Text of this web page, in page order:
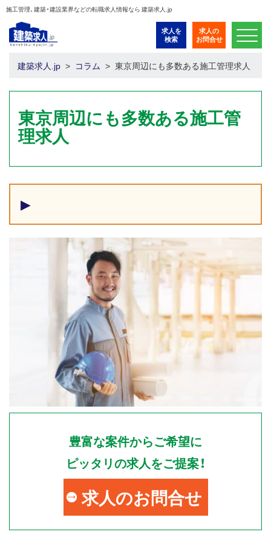
施工管理、建築・建設業界などの転職求人情報なら 建築求人.jp
求人を
検索
求人の
お問合せ
建築求人.jp コラム 東京周辺にも多数ある施工管理求人
東京周辺にも多数ある施工管
理求人
▶
豊富な案件からご希望に
ピッタリの求人をご提案！
求人のお問合せ